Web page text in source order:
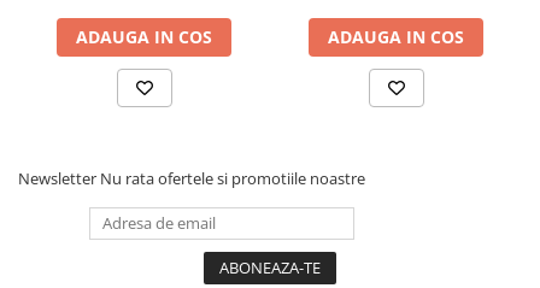
Saci pentru menaj
Elemente pentru prindere si fixare
Chingi si cordeline
Magneti pentru sudura in unghi
Gletiere, spacluri si mistrii
ADAUGA IN COS ADAUGA IN COS
Newsletter Nu rata ofertele si promotiile noastre